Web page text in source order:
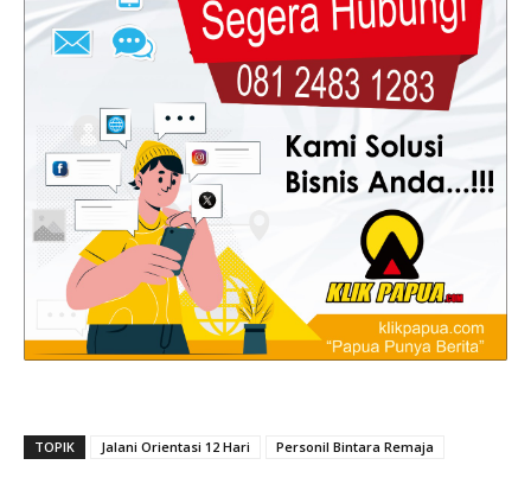
TOPIK Jalani Orientasi 12 Hari Personil Bintara Remaja